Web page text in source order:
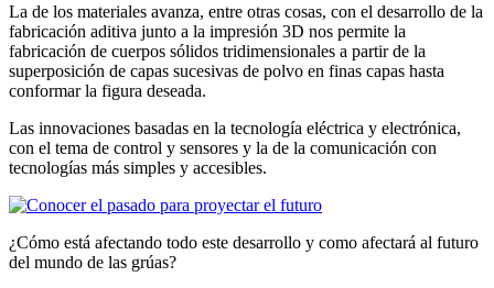
La de los materiales avanza, entre otras cosas, con el desarrollo de la
fabricación aditiva junto a la impresión 3D nos permite la
fabricación de cuerpos sólidos tridimensionales a partir de la
superposición de capas sucesivas de polvo en finas capas hasta
conformar la figura deseada.
Las innovaciones basadas en la tecnología eléctrica y electrónica,
con el tema de control y sensores y la de la comunicación con
tecnologías más simples y accesibles.
¿Cómo está afectando todo este desarrollo y como afectará al futuro
del mundo de las grúas?